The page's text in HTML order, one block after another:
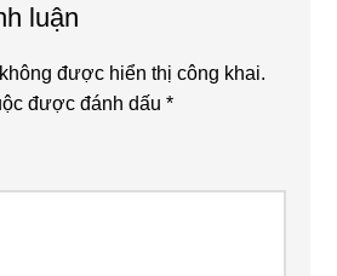
luận
được hiển thị công khai.
được đánh dấu*